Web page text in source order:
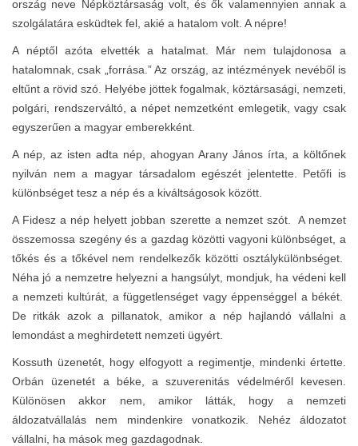
ország neve Népköztársaság volt, és ők valamennyien annak a
szolgálatára esküdtek fel, akié a hatalom volt. A népre!
A néptől azóta elvették a hatalmat. Már nem tulajdonosa a
hatalomnak, csak „forrása.” Az ország, az intézmények nevéből is
eltűnt a rövid szó. Helyébe jöttek fogalmak, köztársasági, nemzeti,
polgári, rendszerváltó, a népet nemzetként emlegetik, vagy csak
egyszerűen a magyar emberekként.
A nép, az isten adta nép, ahogyan Arany János írta, a költőnek
nyilván nem a magyar társadalom egészét jelentette. Petőfi is
különbséget tesz a nép és a kiváltságosok között.
A Fidesz a nép helyett jobban szerette a nemzet szót. A nemzet
összemossa szegény és a gazdag közötti vagyoni különbséget, a
tőkés és a tőkével nem rendelkezők közötti osztálykülönbséget.
Néha jó a nemzetre helyezni a hangsúlyt, mondjuk, ha védeni kell
a nemzeti kultúrát, a függetlenséget vagy éppenséggel a békét.
De ritkák azok a pillanatok, amikor a nép hajlandó vállalni a
lemondást a meghirdetett nemzeti ügyért.
Kossuth üzenetét, hogy elfogyott a regimentje, mindenki értette.
Orbán üzenetét a béke, a szuverenitás védelméről kevesen.
Különösen akkor nem, amikor látták, hogy a nemzeti
áldozatvállalás nem mindenkire vonatkozik. Nehéz áldozatot
vállalni, ha mások meg gazdagodnak.